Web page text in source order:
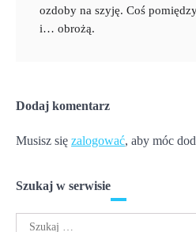
ozdoby na szyję. Coś
i… obrożą.
Dodaj komentarz
Musisz się zalogować, aby móc
Szukaj w serwisie
Szukaj: